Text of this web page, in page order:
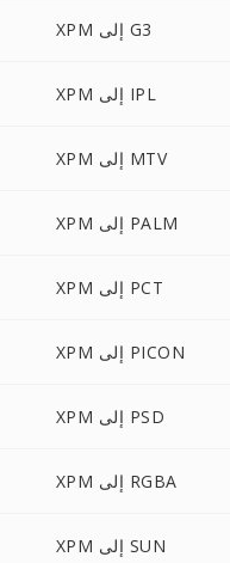
XPM إلى G3
XPM إلى IPL
XPM إلى MTV
XPM إلى PALM
XPM إلى PCT
XPM إلى PICON
XPM إلى PSD
XPM إلى RGBA
XPM إلى SUN